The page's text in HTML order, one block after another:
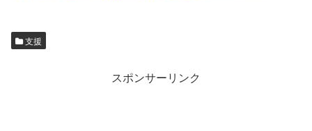
支援
スポンサーリンク